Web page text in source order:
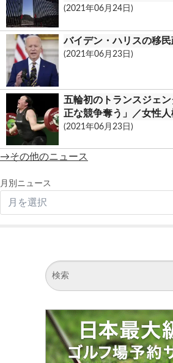
(2021年06月24日)
バイデン・ハリスの移
(2021年06月23日)
五輪初のトランスジェ
正な競争奪う」／女性
(2021年06月23日)
→その他のニュース
月別ニュース